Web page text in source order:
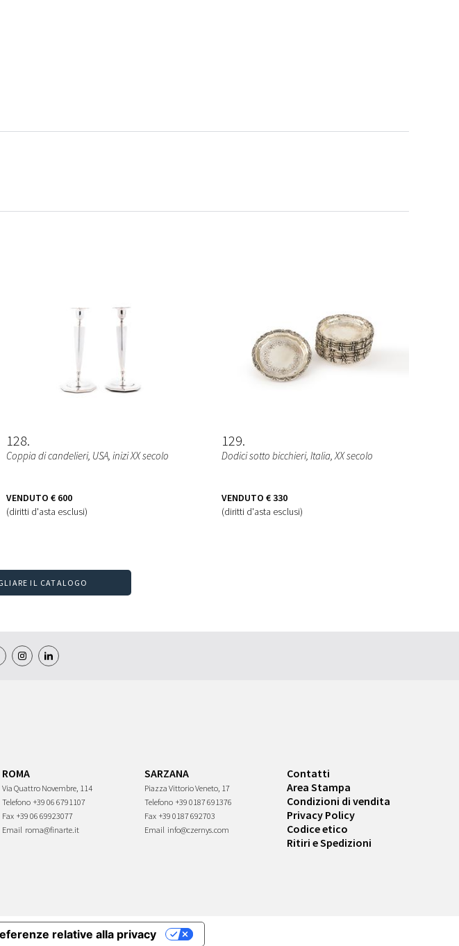
128
Coppia di candelieri, USA, inizi XX secolo
VENDUTO € 600
(diritti d'asta esclusi)
129
Dodici sotto bicchieri, Italia, XX secolo
VENDUTO € 330
(diritti d'asta esclusi)
IL CATALOGO
ROMA
Via Quattro Novembre, 114
Telefono +39 06 6791107
Fax +39 06 69923077
Email roma@finarte.it
SARZANA
Piazza Vittorio Veneto, 17
Telefono +39 0187 691376
Fax +39 0187 692703
Email info@czernys.com
Contatti
Area Stampa
Condizioni di vendita
Privacy Policy
Codice etico
Ritiri e Spedizioni
relative alla privacy